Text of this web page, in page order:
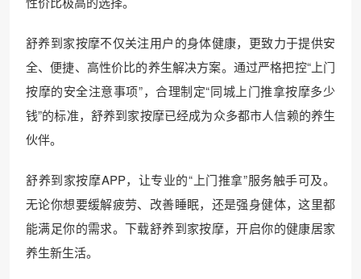
舒养到家按摩不仅关注用户的身体健康，更致力于提供安
全、便捷、高性价比的养生解决方案。通过严格把控“上门
按摩的安全注意事项”，合理制定“同城上门推拿按摩多少
钱”的标准，舒养到家按摩已经成为众多都市人信赖的养生
伙伴。
舒养到家按摩APP，让专业的“上门推拿”服务触手可及。
无论你想要缓解疲劳、改善睡眠，还是强身健体，这里都
能满足你的需求。下载舒养到家按摩，开启你的健康居家
养生新生活。